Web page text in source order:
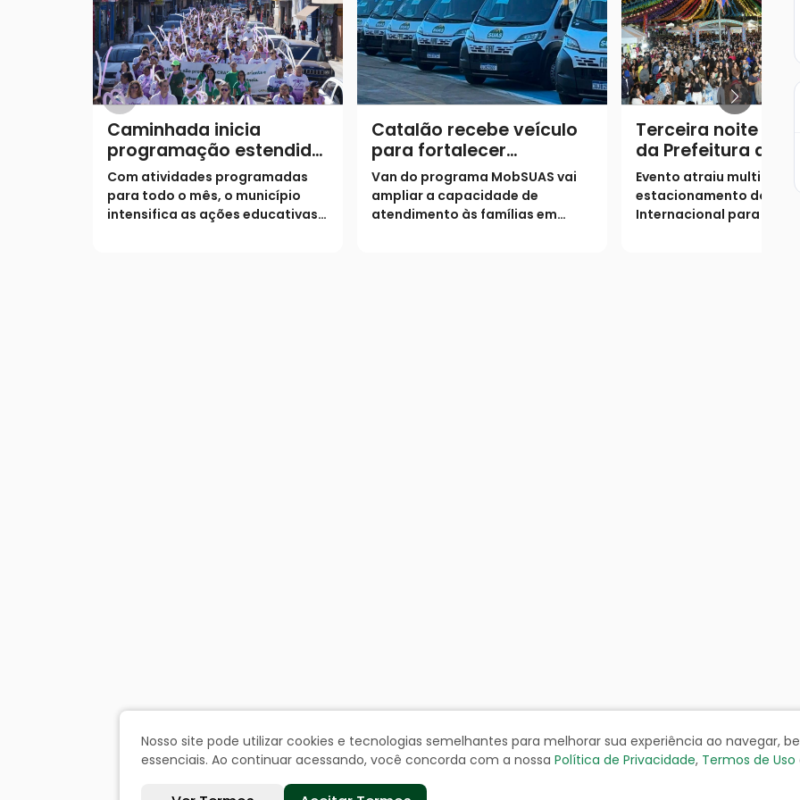
Caminhada inicia
programação estendida
do Agosto Lilás
Com atividades programadas
para todo o mês, o município
intensifica as ações educativas e
Catalão recebe veículo
para fortalecer
atendimento da
assistência social
Van do programa MobSUAS vai
ampliar a capacidade de
atendimento às famílias em
Terceira noite do
da Prefeitura de
registra recorde de
público com 10 mil
pessoas
Evento atraiu multidões
estacionamento do
Internacional para
Nosso site pode utilizar cookies e tecnologias semelhantes para melhorar sua experiência ao navegar,
essenciais. Ao continuar acessando, você concorda com a nossaPolítica de Privacidade, Termos de Uso